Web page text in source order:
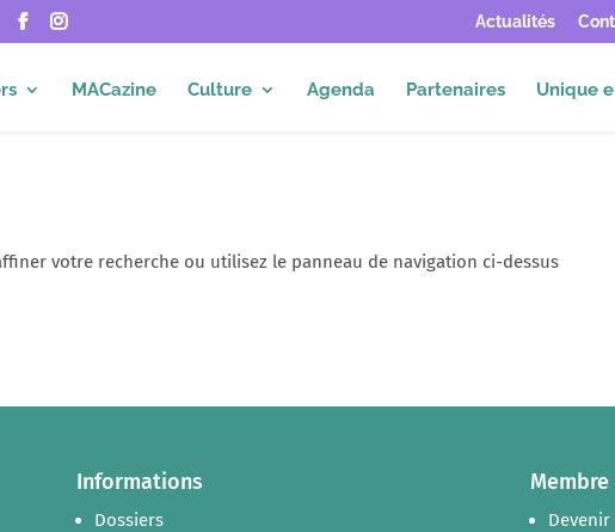
Actualités
MACazine Culture Agenda Partenaires Unique
votre recherche ou utilisez le panneau de navigation ci-dessus
Informations
Dossiers
Membre